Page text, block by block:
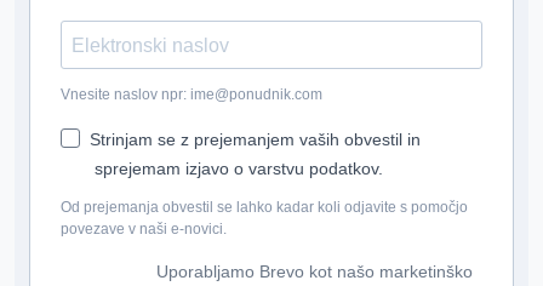
Vnesite naslov npr: ime@ponudnik.com
Strinjam se z prejemanjem vaših obvestil in
sprejemam izjavo o varstvu podatkov.
Od prejemanja obvestil se lahko kadar koli odjavite s pomočjo
povezave v naši e-novici.
Uporabljamo Brevo kot našo marketinško